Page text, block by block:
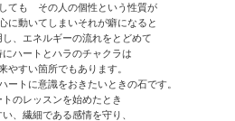
ても その人の個性という性質が
に動いてしまいそれが癖になると
、エネルギーの流れをとどめて
にハートとハラのチャクラは
やすい箇所でもあります。
トに意識をおきたいときの石です。
のレッスンを始めたとき
、繊細である感情を守り、